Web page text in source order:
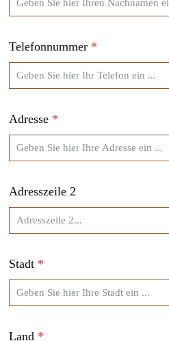
Telefonnummer *
Adresse *
Adresszeile 2
Stadt *
Land *